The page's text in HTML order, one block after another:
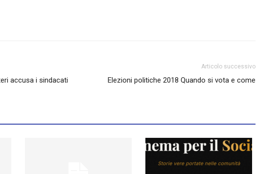
accusa i sindacati
Articolo successivo
Elezioni politiche 2018 Quando si vota e come